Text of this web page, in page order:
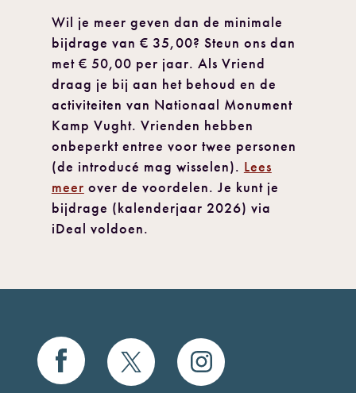
Wil je meer geven dan de minimale
bijdrage van € 35,00? Steun ons dan
met € 50,00 per jaar. Als Vriend
draag je bij aan het behoud en de
activiteiten van Nationaal Monument
Kamp Vught. Vrienden hebben
onbeperkt entree voor twee personen
(de introducé mag wisselen). Lees
meer over de voordelen. Je kunt je
bijdrage (kalenderjaar 2026) via
iDeal voldoen.